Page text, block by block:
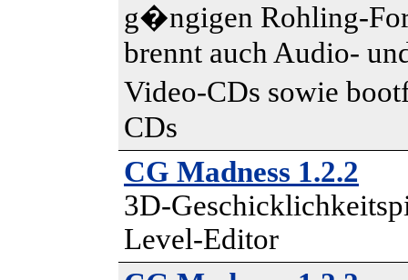
g�ngigen Rohling-
brennt auch Audio-
Video-CDs sowie
CDs
CG Madness 1.2.2
3D-
Level-Editor